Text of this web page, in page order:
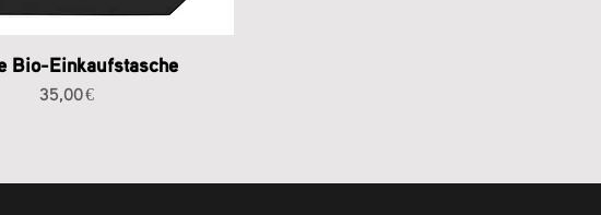
Bio-Einkaufstasche
Preis
35,00 €